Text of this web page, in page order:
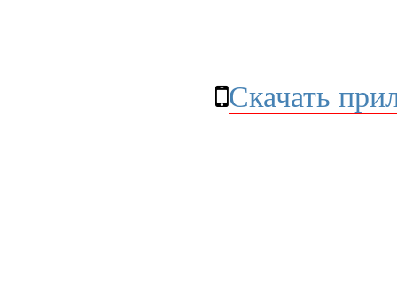
Скачать